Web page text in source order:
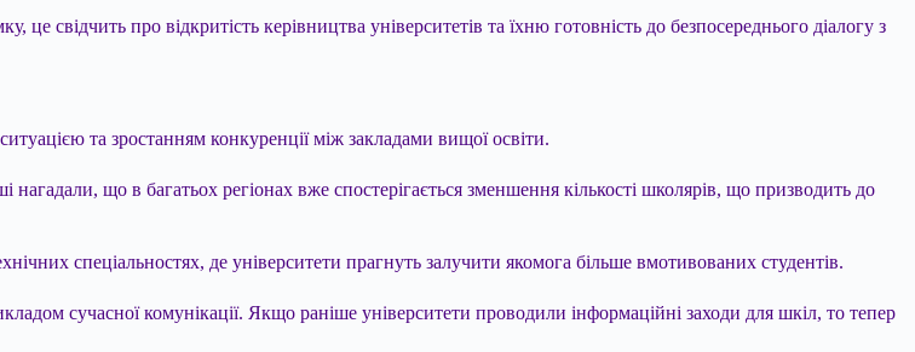
свідчить про відкритість керівництва університетів та їхню готовність до безпосереднього діалогу з
та зростанням конкуренції між закладами вищої освіти.
що в багатьох регіонах вже спостерігається зменшення кількості школярів, що призводить до
спеціальностях, де університети прагнуть залучити якомога більше вмотивованих студентів.
сучасної комунікації. Якщо раніше університети проводили інформаційні заходи для шкіл, то тепер